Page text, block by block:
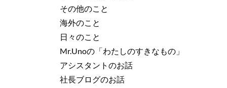
その他のこと
海外のこと
日々のこと
Mr.Unoの「わたしのすきなもの」
アシスタントのお話
社長ブログのお話